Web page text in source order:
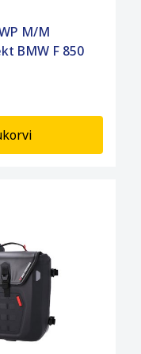
M/M
BMW F 850